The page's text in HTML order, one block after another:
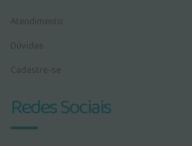
Atendimento
Dúvidas
Cadastre-se
Redes Sociais